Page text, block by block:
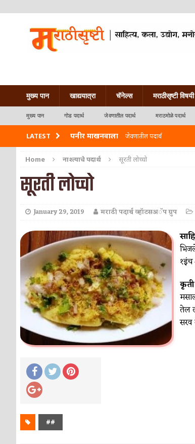
मुख्य पान खाद्ययात्रा चॅनेल्स मराठीसृष्टी विषयी
मुख्य पान गोड पदार्थ जेवणातील पदार्थ मराठमोळे पदार्थ
LATEST पनीर माखनवाला जेवणातील पदार्थ
पावभाजी जेवणातील पदार्थ
इडली नाश्त्याचे पदार्थ
Home नाश्त्याचे पदार्थ सूरती लोच्चो
सूरती लोच्चो
January 29, 2019 मराठी पदार्थ व्हॉटसअॅप ग्रुप
तेल
सरव
##